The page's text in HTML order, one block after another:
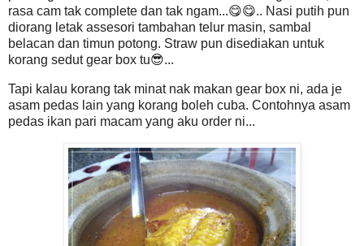
rasa cam tak complete dan tak ngam...😋😋.. Nasi putih pun
diorang letak assesori tambahan telur masin, sambal
belacan dan timun potong. Straw pun disediakan untuk
korang sedut gear box tu😎...
Tapi kalau korang tak minat nak makan gear box ni, ada je
asam pedas lain yang korang boleh cuba. Contohnya asam
pedas ikan pari macam yang aku order ni...